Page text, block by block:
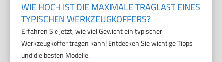
WIE HOCH IST DIE MAXIMALE TRAGLAST EINES
TYPISCHEN WERKZEUGKOFFERS?
Erfahren Sie jetzt, wie viel Gewicht ein typischer
Werkzeugkoffer tragen kann! Entdecken Sie wichtige Tipps
und die besten Modelle.